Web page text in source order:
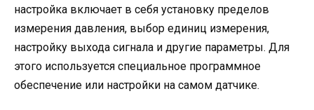
настройка включает в себя установку пределов
измерения давления, выбор единиц измерения,
настройку выхода сигнала и другие параметры. Для
этого используется специальное программное
обеспечение или настройки на самом датчике.